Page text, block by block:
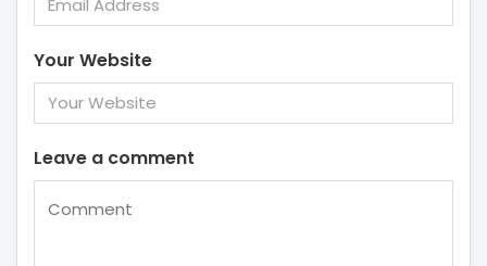
Your Website
Leave a comment